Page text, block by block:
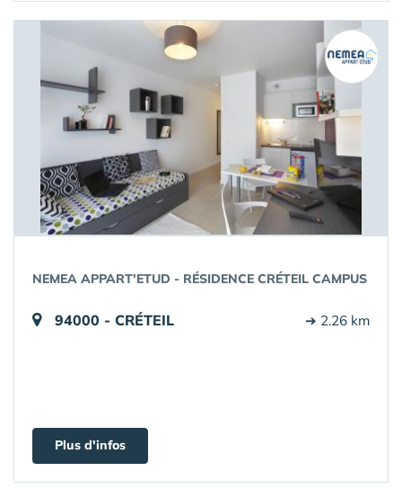
NEMEA APPART'ETUD - RÉSIDENCE CRÉTEIL CAMPUS
94000 - CRÉTEIL ➔ 2.26 km
Plus d'infos